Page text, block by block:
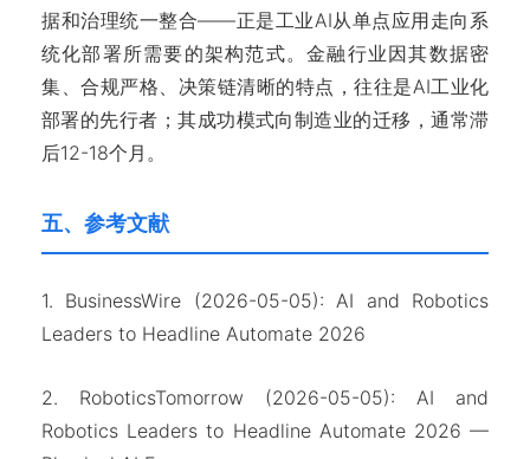
据和治理统一整合——正是工业AI从单点应用走向系
统化部署所需要的架构范式。金融行业因其数据密
集、合规严格、决策链清晰的特点，往往是AI工业化
部署的先行者；其成功模式向制造业的迁移，通常滞
后12-18个月。
五、参考文献
1. BusinessWire (2026-05-05): AI and Robotics
Leaders to Headline Automate 2026
2. RoboticsTomorrow (2026-05-05): AI and
Robotics Leaders to Headline Automate 2026 —